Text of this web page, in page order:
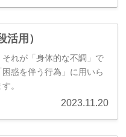
用）
れが「身体的な不調」で
惑を伴う行為」に用いら
。
2023.11.20